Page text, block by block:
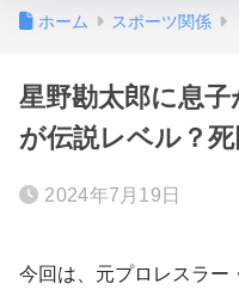
ホーム スポーツ関係
星野勘太郎に息
が伝説レベル？
2024年7月19日
今回は、元プロレスラー